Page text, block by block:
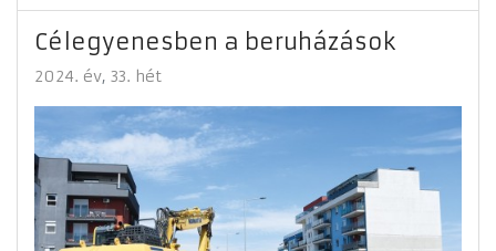
Célegyenesben a beruházások
2024. év 33. hét